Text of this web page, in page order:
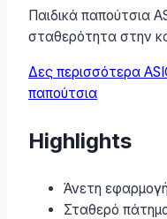
Παιδικά παπούτσια
σταθερότητα στην
Δες περισσότερα
παπούτσια
Highlights
Άνετη
Σταθερό